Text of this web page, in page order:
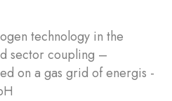
technology in the
sector coupling –
on a gas grid of energis -